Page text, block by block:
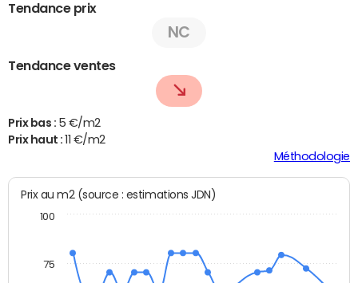
Tendance prix
NC
Tendance ventes
Prix bas : 5 €/m2
Prix haut :11 €/m2
Méthodologie
Prix au m2 (source : estimations JDN)
100
75